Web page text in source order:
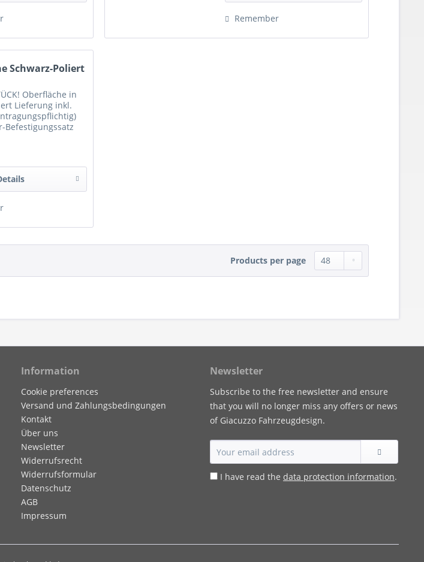
Remember
Schwarz-Poliert
Oberfläche in
Lieferung inkl.
Befestigungssatz
Products per page
Information
Cookie preferences
Versand und Zahlungsbedingungen
Kontakt
Über uns
Newsletter
Widerrufsrecht
Widerrufsformular
Datenschutz
AGB
Impressum
Newsletter
Subscribe to the free newsletter and ensure
that you will no longer miss any offers or news
of Giacuzzo Fahrzeugdesign.
I have read the data protection information.